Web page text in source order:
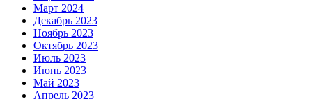
Март 2024
Декабрь 2023
Ноябрь 2023
Октябрь 2023
Июль 2023
Июнь 2023
Май 2023
Апрель 2023